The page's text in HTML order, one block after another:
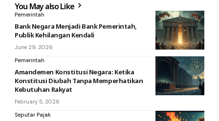
You May also Like
Pemerintah
Bank Negara Menjadi Bank Pemerintah,
Publik Kehilangan Kendali
June 29, 2026
Pemerintah
Amandemen Konstitusi Negara: Ketika
Konstitusi Diubah Tanpa Memperhatikan
Kebutuhan Rakyat
February 5, 2026
Seputar Pajak